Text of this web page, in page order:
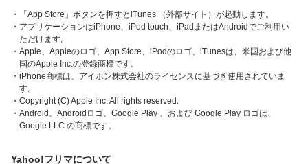
・「App Store」ボタンを押すとiTunes （外部サイト）が起動します。
・アプリケーションはiPhone、iPod touch、iPadまたはAndroidでご利用い
ただけます。
・Apple、Appleのロゴ、App Store、iPodのロゴ、iTunesは、米国および他
国のApple Inc.の登録商標です。
・iPhone商標は、アイホン株式会社のライセンスに基づき使用されていま
す。
・Copyright (C) Apple Inc. All rights reserved.
・Android、Androidロゴ、Google Play 、および Google Play ロゴは、
Google LLC の商標です。
Yahoo!フリマについて